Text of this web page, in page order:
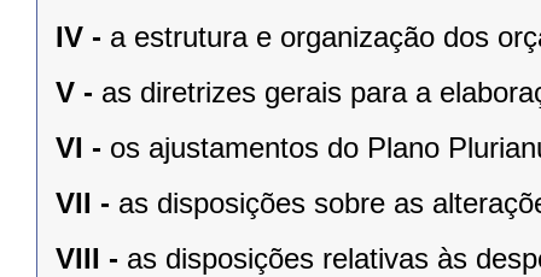
IV - a estrutura e organização dos
V - as diretrizes gerais para a
VI - os ajustamentos do Plano
VII - as disposições sobre as
VIII - as disposições relativas às